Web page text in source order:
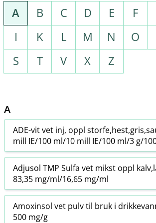
A B C D E F
I
K L M N O
S
T V X Z
A
ADE-vit vet inj, oppl
mill IE/100 ml/10 mill IE/100 ml/3 g/
Adjusol TMP Sulfa vet mikst oppl
83,35 mg/ml/16,65 mg/ml
Amoxinsol vet pulv til bruk i
500 mg/g